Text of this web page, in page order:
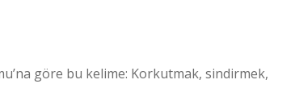
göre bu kelime: Korkutmak, sindirmek,